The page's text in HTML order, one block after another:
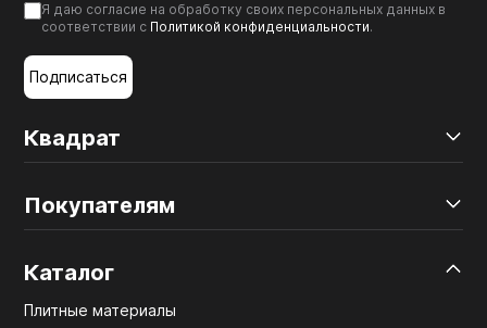
Квадрат
Покупателям
Каталог
Плитные материалы
Я даю согласие на обработку своих персональных данных в
соответствии с Политикой конфиденциальности.
Подписаться